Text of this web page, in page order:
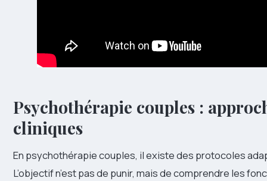
Psychothérapie couples :
cliniques
En psychothérapie couples, il existe des protocoles
L’objectif n’est pas de punir, mais de comprendre les